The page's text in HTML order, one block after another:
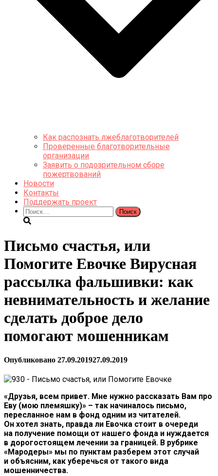
Как распознать лжеблаготворителей
Проверенные благотворительные
организации
Заявить о подозрительном сборе
пожертвований
Новости
Контакты
Поддержать проект
Найти:
Письмо счастья, или
Помогите Евочке Вирусная
рассылка фальшивки: как
невнимательность и желание
сделать доброе дело
помогают мошенникам
Опубликовано 27.09.201927.09.2019
«Друзья, всем привет. Мне нужно рассказать Вам про
Еву (мою племяшку)» – так начиналось письмо,
пересланное нам в фонд одним из читателей.
Он хотел знать, правда ли Евочка стоит в очереди
на получение помощи от нашего фонда и нуждается
в дорогостоящем лечении за границей. В рубрике
«Мародеры» мы по пунктам разберем этот случай
и объясним, как уберечься от такого вида
мошенничества.